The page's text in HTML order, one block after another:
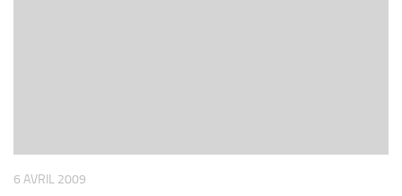
6 AVRIL 2009